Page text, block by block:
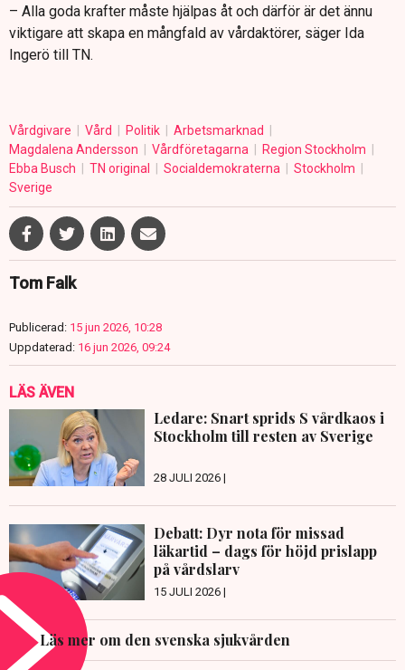
– Alla goda krafter måste hjälpas åt och därför är det ännu
viktigare att skapa en mångfald av vårdaktörer, säger Ida
Ingerö till TN.
Vårdgivare Vård Politik
Arbetsmarknad
Magdalena Andersson
Vårdföretagarna
Region Stockholm
Ebba Busch
TN original Socialdemokraterna
Stockholm
Sverige
Tom Falk
Publicerad: 15 jun 2026, 10:28
Uppdaterad: 16 jun 2026, 09:24
LÄS ÄVEN
Ledare: Snart sprids S vårdkaos i
Stockholm till resten av Sverige
28 JULI 2026 |
Debatt: Dyr nota för missad
läkartid – dags för höjd prislapp
på vårdslarv
15 JULI 2026 |
Läs mer om den svenska sjukvården